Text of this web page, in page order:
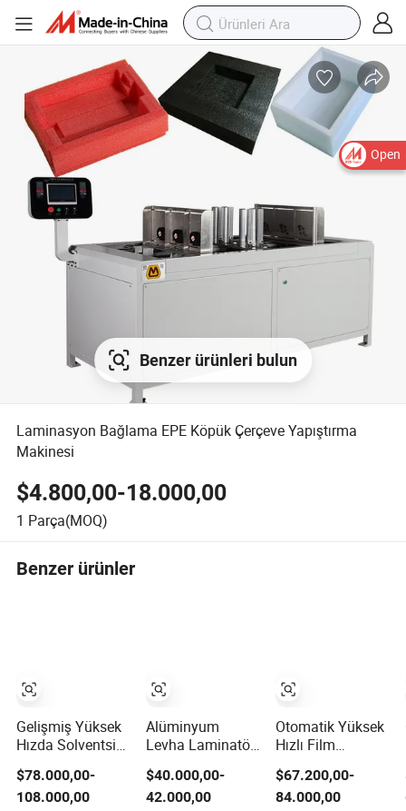
Open
Benzer ürünleri bulun
Laminasyon Bağlama EPE Köpük Çerçeve Yapıştırma
Makinesi
$4.800,00-18.000,00
1 Parça(MOQ)
Benzer ürünler
Gelişmiş Yüksek
Hızda Solventsiz
Laminasyon
Makinesi
Biyolojik Olarak
$78.000,00-
108.000,00
Alüminyum
Levha Laminatör
Metal PUR
Laminasyon
Makinesi
$40.000,00-
42.000,00
Otomatik Yüksek
Hızlı Film
Laminasyon
Makinesi ile
Otomatik Flip
$67.200,00-
84.000,00